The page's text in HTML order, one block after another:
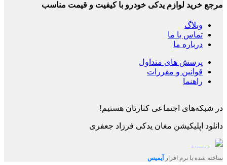
مرجع خرید لوازم یدکی خودرو با کیفیت و قیمت مناسب
وبلاگ
تماس با ما
درباره ما
پرسش های متداول
قوانین و مقررات
راهنما
در شبکه‌های اجتماعی کنارتان هستیم!
دانلود اپلیکیشن مغان یدکی فرزاد جعفری
ساخته شده با نرم افزار آیمیس